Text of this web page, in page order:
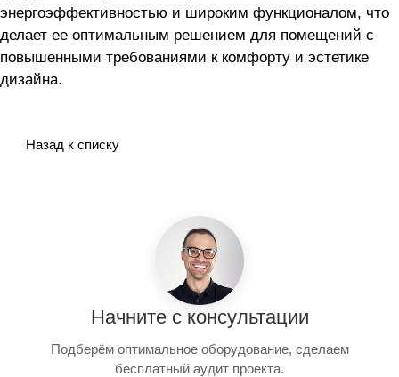
энергоэффективностью и широким функционалом, что
делает ее оптимальным решением для помещений с
повышенными требованиями к комфорту и эстетике
дизайна.
Назад к списку
Начните с консультации
Подберём оптимальное оборудование, сделаем
бесплатный аудит проекта.